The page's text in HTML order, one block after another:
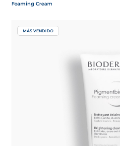
Foaming Cream
MÁS VENDIDO